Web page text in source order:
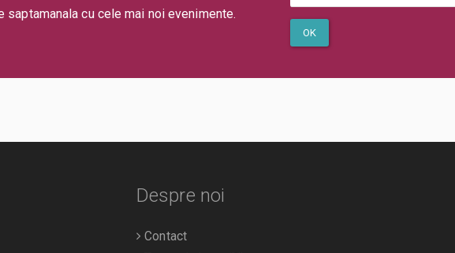
cu cele mai noi evenimente.
OK
Despre noi
Contact